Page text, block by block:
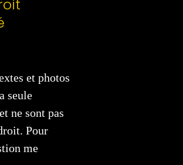
et photos
seule
ne sont pas
Pour
me